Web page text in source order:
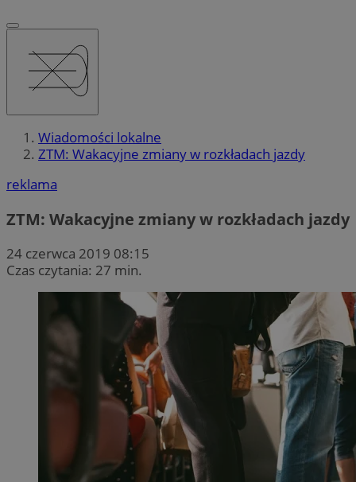
Wiadomości lokalne
ZTM: Wakacyjne zmiany w rozkładach jazdy
reklama
ZTM: Wakacyjne zmiany w rozkładach jazdy
24 czerwca 2019 08:15
Czas czytania: 27 min.